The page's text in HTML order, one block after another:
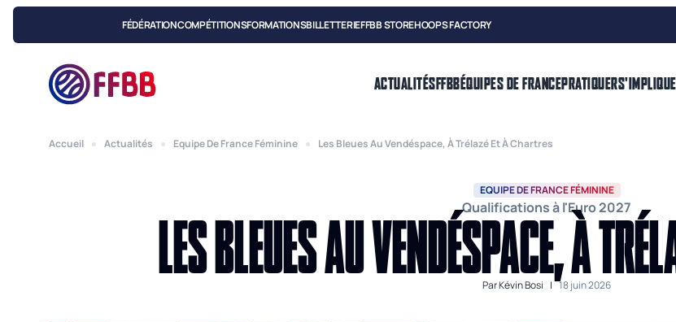
FÉDÉRATIONCOMPÉTITIONSFORMATIONSBILLETTERIEFFBB STOREHOOPS FACTORY
ACTUALITÉSFFBBÉQUIPES DE FRANCEPRATIQUER
Accueil Actualités Equipe De France Féminine Les Bleues Au Vendéspace, À Trélazé Et À Chartres
EQUIPE DE FRANCE FÉMININE
Qualifications à l'Euro 2027
LES BLEUES AU VENDÉSPACE, À
ParKévin Bosi | 18 juin 2026